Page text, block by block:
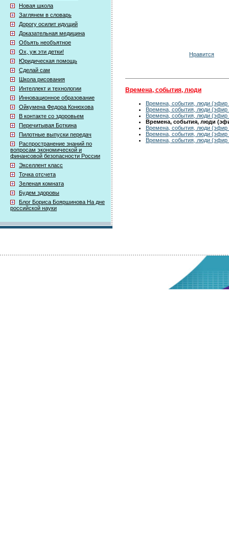
Новая школа
Заглянем в словарь
Дорогу осилит идущий
Доказательная медицина
Объять необъятное
Ох, уж эти детки!
Юридическая помощь
Сделай сам
Школа рисования
Интеллект и технологии
Инновационное образование
Ойкумена Федора Конюхова
В контакте со здоровьем
Перечитывая Боткина
Пилотные выпуски передач
Распространение знаний по
вопросам экономической и
финансовой безопасности России
Экселлент класс
Точка отсчета
Зеленая комната
Будем здоровы
Блог Бориса Бояршинова На дне
российской науки
Нравится
Времена, события, люди
Времена, события, люди (эфир
Времена, события, люди (эфир
Времена, события, люди (эфир
Времена, события, люди
Времена, события, люди (эфир
Времена, события, люди (эфир
Времена, события, люди (эфир